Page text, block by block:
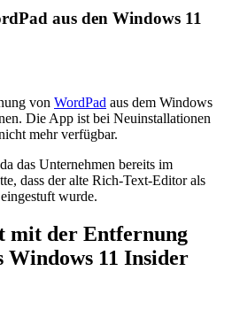
aus den Windows 11
von WordPad aus dem Windows
Die App ist bei Neuinstallationen
mehr verfügbar.
das Unternehmen bereits im
dass der alte Rich-Text-Editor als
wurde.
mit der Entfernung
Windows 11 Insider